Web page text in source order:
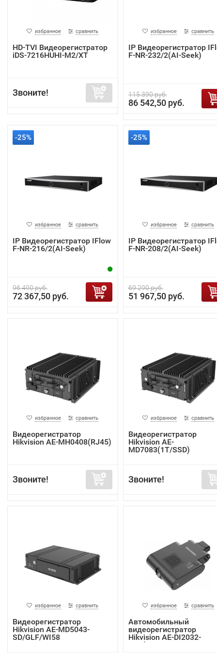
избранное сравнить
HD-TVI Видеорегистратор
iDS-7216HUHI-M2/XT
Звоните!
избранное сравнить
IP Видеорегистратор
F-NR-232/2(AI-Seek)
115 390 руб.
86 542,50 руб.
-25%
избранное сравнить
IP Видеорегистратор IFlow
F-NR-216/2(AI-Seek)
96 490 руб.
72 367,50 руб.
-25%
избранное сравнить
IP Видеорегистратор
F-NR-208/2(AI-Seek)
69 290 руб.
51 967,50 руб.
избранное сравнить
Видеорегистратор
Hikvision AE-MH0408(RJ45)
Звоните!
избранное сравнить
Видеорегистратор
Hikvision AE-
MD7083(1T/SSD)
Звоните!
избранное сравнить
Видеорегистратор
Hikvision AE-MD5043-
SD/GLF/WI58
избранное сравнить
Автомобильный
видеорегистратор
Hikvision AE-DI2032-
G40(In...